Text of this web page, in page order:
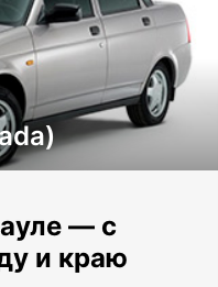
— с
и краю